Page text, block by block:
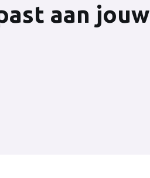
aan jouw